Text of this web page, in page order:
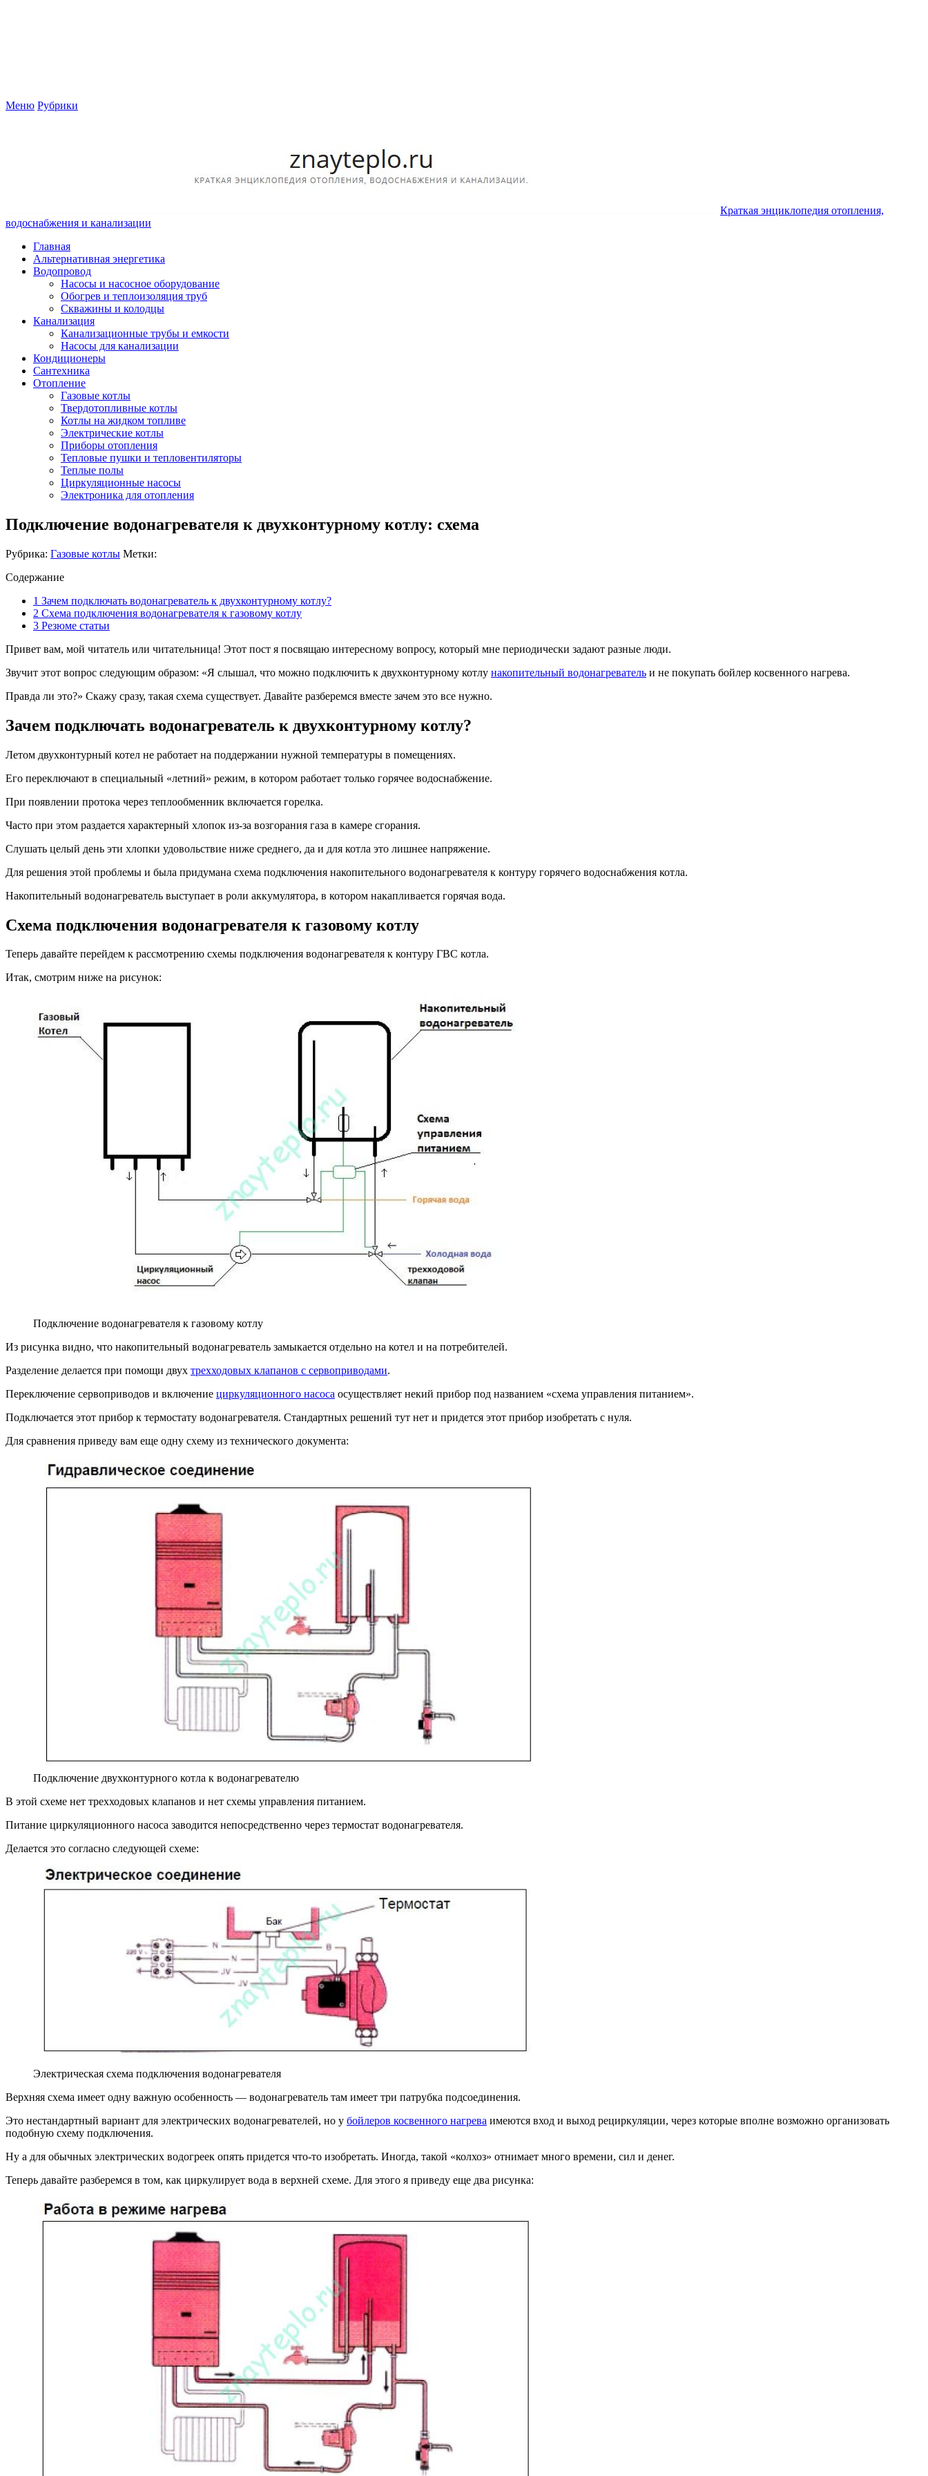
Меню Рубрики
Краткая энциклопедия отопления,
водоснабжения и канализации
Главная
Альтернативная энергетика
Водопровод
Насосы и насосное оборудование
Обогрев и теплоизоляция труб
Скважины и колодцы
Канализация
Канализационные трубы и емкости
Насосы для канализации
Кондиционеры
Сантехника
Отопление
Газовые котлы
Твердотопливные котлы
Котлы на жидком топливе
Электрические котлы
Приборы отопления
Тепловые пушки и тепловентиляторы
Теплые полы
Циркуляционные насосы
Электроника для отопления
Подключение водонагревателя к двухконтурному котлу: схема
Рубрика: Газовые котлы Метки:
Содержание
1 Зачем подключать водонагреватель к двухконтурному котлу?
2 Схема подключения водонагревателя к газовому котлу
3 Резюме статьи
Привет вам, мой читатель или читательница! Этот пост я посвящаю интересному вопросу, который мне периодически задают разные люди.
Звучит этот вопрос следующим образом: «Я слышал, что можно подключить к двухконтурному котлу накопительный водонагреватель и не покупать бойлер косвенного нагрева.
Правда ли это?» Скажу сразу, такая схема существует. Давайте разберемся вместе зачем это все нужно.
Зачем подключать водонагреватель к двухконтурному котлу?
Летом двухконтурный котел не работает на поддержании нужной температуры в помещениях.
Его переключают в специальный «летний» режим, в котором работает только горячее водоснабжение.
При появлении протока через теплообменник включается горелка.
Часто при этом раздается характерный хлопок из-за возгорания газа в камере сгорания.
Слушать целый день эти хлопки удовольствие ниже среднего, да и для котла это лишнее напряжение.
Для решения этой проблемы и была придумана схема подключения накопительного водонагревателя к контуру горячего водоснабжения котла.
Накопительный водонагреватель выступает в роли аккумулятора, в котором накапливается горячая вода.
Схема подключения водонагревателя к газовому котлу
Теперь давайте перейдем к рассмотрению схемы подключения водонагревателя к контуру ГВС котла.
Итак, смотрим ниже на рисунок:
Подключение водонагревателя к газовому котлу
Из рисунка видно, что накопительный водонагреватель замыкается отдельно на котел и на потребителей.
Разделение делается при помощи двух трехходовых клапанов с сервоприводами.
Переключение сервоприводов и включение циркуляционного насоса осуществляет некий прибор под названием «схема управления питанием».
Подключается этот прибор к термостату водонагревателя. Стандартных решений тут нет и придется этот прибор изобретать с нуля.
Для сравнения приведу вам еще одну схему из технического документа:
Подключение двухконтурного котла к водонагревателю
В этой схеме нет трехходовых клапанов и нет схемы управления питанием.
Питание циркуляционного насоса заводится непосредственно через термостат водонагревателя.
Делается это согласно следующей схеме:
Электрическая схема подключения водонагревателя
Верхняя схема имеет одну важную особенность — водонагреватель там имеет три патрубка подсоединения.
Это нестандартный вариант для электрических водонагревателей, но у бойлеров косвенного нагрева имеются вход и выход рециркуляции, через которые вполне возможно организовать
подобную схему подключения.
Ну а для обычных электрических водогреек опять придется что-то изобретать. Иногда, такой «колхоз» отнимает много времени, сил и денег.
Теперь давайте разберемся в том, как циркулирует вода в верхней схеме. Для этого я приведу еще два рисунка: